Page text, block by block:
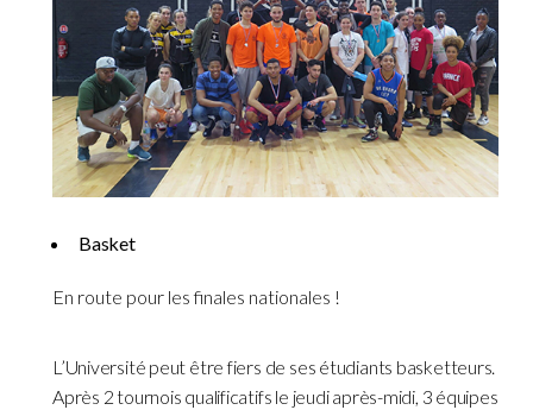
Basket
En route pour les finales nationales !
L’Université peut être fiers de ses étudiants basketteurs.
Après 2 tournois qualificatifs le jeudi après-midi, 3 équipes